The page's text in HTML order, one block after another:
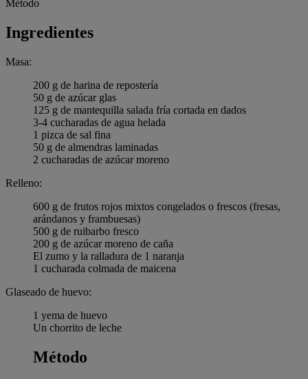
Método
Ingredientes
Masa:
200 g de harina de repostería
50 g de azúcar glas
125 g de mantequilla salada fría cortada en dados
3-4 cucharadas de agua helada
1 pizca de sal fina
50 g de almendras laminadas
2 cucharadas de azúcar moreno
Relleno:
600 g de frutos rojos mixtos congelados o frescos (fresas,
arándanos y frambuesas)
500 g de ruibarbo fresco
200 g de azúcar moreno de caña
El zumo y la ralladura de 1 naranja
1 cucharada colmada de maicena
Glaseado de huevo:
1 yema de huevo
Un chorrito de leche
Método